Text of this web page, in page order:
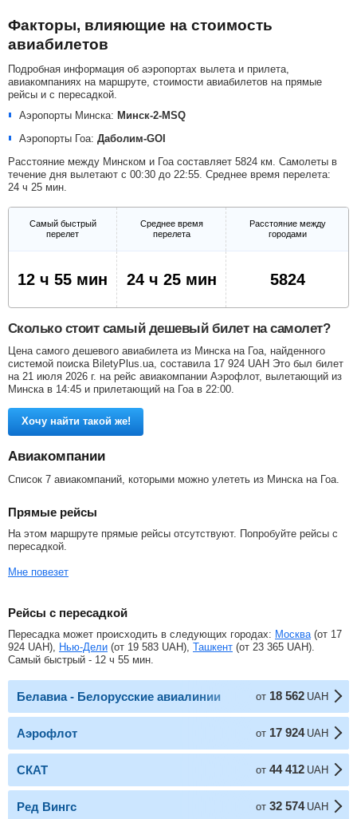
Факторы, влияющие на стоимость
авиабилетов
Подробная информация об аэропортах вылета и прилета,
авиакомпаниях на маршруте, стоимости авиабилетов на прямые
рейсы и с пересадкой.
Аэропорты Минска: Минск-2-MSQ
Аэропорты Гоа: Даболим-GOI
Расстояние между Минском и Гоа составляет 5824 км. Самолеты в
течение дня вылетают с 00:30 до 22:55. Среднее время перелета:
24 ч 25 мин.
Самый быстрый
перелет
Среднее время
перелета
Расстояние между
городами
12 ч 55 мин 24 ч 25 мин 5824
Сколько стоит самый дешевый билет на самолет?
Цена самого дешевого авиабилета из Минска на Гоа, найденного
системой поиска BiletyPlus.ua, составила 17 924 UAH Это был билет
на 21 июля 2026 г. на рейс авиакомпании Аэрофлот, вылетающий из
Минска в 14:45 и прилетающий на Гоа в 22:00.
Хочу найти такой же!
Авиакомпании
Список 7 авиакомпаний, которыми можно улететь из Минска на Гоа.
Прямые рейсы
На этом маршруте прямые рейсы отсутствуют. Попробуйте рейсы с
пересадкой.
Мне повезет
Рейсы с пересадкой
Пересадка может происходить в следующих городах: Москва (от 17
924 UAH), Нью-Дели (от 19 583 UAH), Ташкент (от 23 365 UAH).
Самый быстрый - 12 ч 55 мин.
Белавиа - Белорусские авиалинии от 18 562 UAH
Аэрофлот от 17 924 UAH
СКАТ от 44 412 UAH
Ред Вингс от 32 574 UAH